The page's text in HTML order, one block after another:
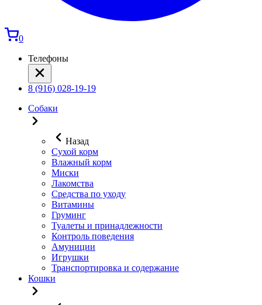
0
Телефоны
8 (916) 028-19-19
Собаки
Назад
Сухой корм
Влажный корм
Миски
Лакомства
Средства по уходу
Витамины
Груминг
Туалеты и принадлежности
Контроль поведения
Амуниции
Игрушки
Транспортировка и содержание
Кошки